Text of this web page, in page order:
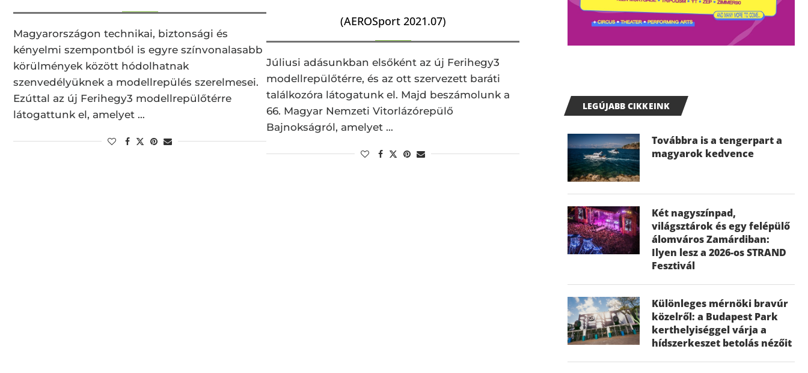
Magyarországon technikai, biztonsági és
kényelmi szempontból is egyre színvonalasabb
körülmények között hódolhatnak
szenvedélyüknek a modellrepülés szerelmesei.
Ezúttal az új Ferihegy3 modellrepülőtérre
látogattunk el, amelyet …
(AEROSport 2021.07)
Júliusi adásunkban elsőként az új Ferihegy3
modellrepülőtérre, és az ott szervezett baráti
találkozóra látogatunk el. Majd beszámolunk a
66. Magyar Nemzeti Vitorlázórepülő
Bajnokságról, amelyet …
LEGÚJABB CIKKEINK
Továbbra is a tengerpart a
magyarok kedvence
Két nagyszínpad,
világsztárok és egy felépülő
álomváros Zamárdiban:
Ilyen lesz a 2026-os STRAND
Fesztivál
Különleges mérnöki bravúr
közelről: a Budapest Park
kerthelyiséggel várja a
hídszerkeszet betolás nézőit